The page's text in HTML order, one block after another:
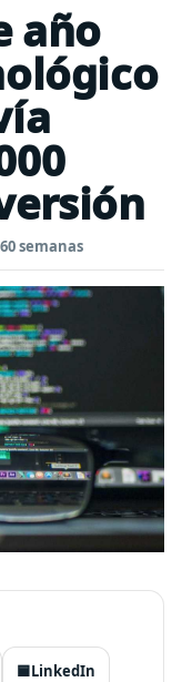
año
semanas
🟦LinkedIn